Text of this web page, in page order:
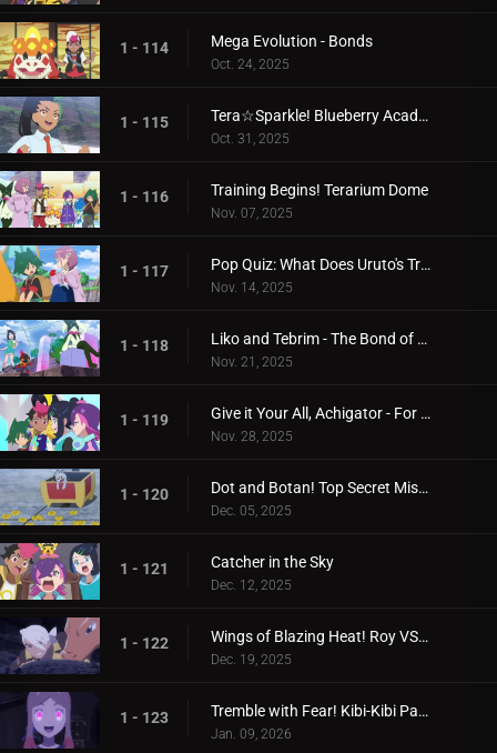
1 - 114 Mega Evolution - Bonds
Oct. 24, 2025
1 - 115 Tera☆Sparkle! Blueberry Academy
Oct. 31, 2025
1 - 116 Training Begins! Terarium Dome
Nov. 07, 2025
1 - 117 Pop Quiz: What Does Uruto's Training Involve?
Nov. 14, 2025
1 - 118 Liko and Tebrim - The Bond of Happiness!
Nov. 21, 2025
1 - 119 Give it Your All, Achigator - For the Sake of Tomorrow
Nov. 28, 2025
1 - 120 Dot and Botan! Top Secret Mission
Dec. 05, 2025
1 - 121 Catcher in the Sky
Dec. 12, 2025
1 - 122 Wings of Blazing Heat! Roy VS Friede
Dec. 19, 2025
1 - 123 Tremble with Fear! Kibi-Kibi Panic on the Ship
Jan. 09, 2026